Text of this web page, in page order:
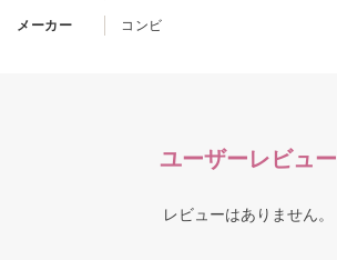
メーカー コンビ
ユーザーレビュー
レビューはありません。